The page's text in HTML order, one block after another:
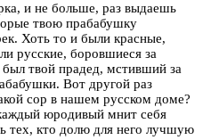
и не больше, раз выдаешь
твою прабабушку
Хоть то и были красные,
русские, боровшиеся за
твой прадед, мстивший за
Вот другой раз
сор в нашем русском доме?
юродивый мнит себя
тех, кто долю для него лучшую